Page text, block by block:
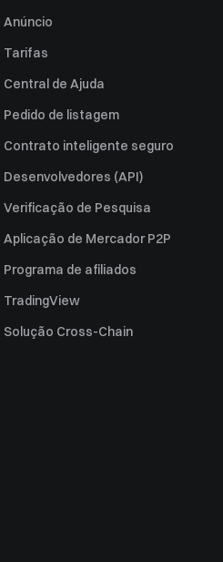
Anúncio
Tarifas
Central de Ajuda
Pedido de listagem
Contrato inteligente seguro
Desenvolvedores (API)
Verificação de Pesquisa
Aplicação de Mercador P2P
Programa de afiliados
TradingView
Solução Cross-Chain